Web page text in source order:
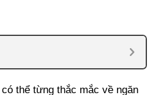
thể từng thắc mắc về ngăn